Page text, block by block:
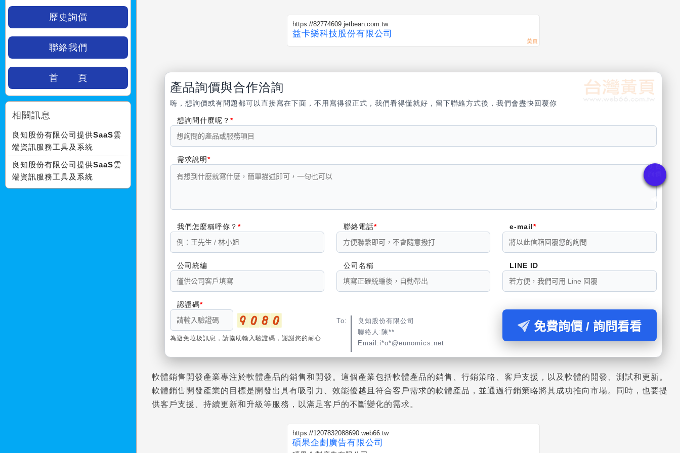
https://82774609.jetbean.com.tw
益卡樂科技股份有限公司
產品詢價與合作洽詢
嗨，想詢價或有問題都可以直接寫在下面，不用寫得很正式，我們看得懂就好，留下聯絡方式後，我們會盡快回覆你
想詢問什麼呢？
需求說明
我們怎麼稱呼你？ 聯絡電話 e-mail
公司統編 公司名稱 LINE ID
認證碼
為避免垃圾訊息，請協助輸入驗證碼，謝謝您的耐心
To:
良知股份有限公司
聯絡人:陳**
Email:i*o*@eunomics.net
免費詢價 / 詢問看看
軟體銷售開發產業專注於軟體產品的銷售和開發。這個產業包括軟體產品的銷售、行銷策略、客戶支援，以及軟體的開發、測試和更新。
軟體銷售開發產業的目標是開發出具有吸引力、效能優越且符合客戶需求的軟體產品，並通過行銷策略將其成功推向市場。同時，也要提
供客戶支援、持續更新和升級等服務，以滿足客戶的不斷變化的需求。
https://1207832088690.web66.tw
碩果企劃廣告有限公司
歷史詢價
聯絡我們
首 頁
相關訊息
良知股份有限公司提供SaaS雲
端資訊服務工具及系統
良知股份有限公司提供SaaS雲
端資訊服務工具及系統